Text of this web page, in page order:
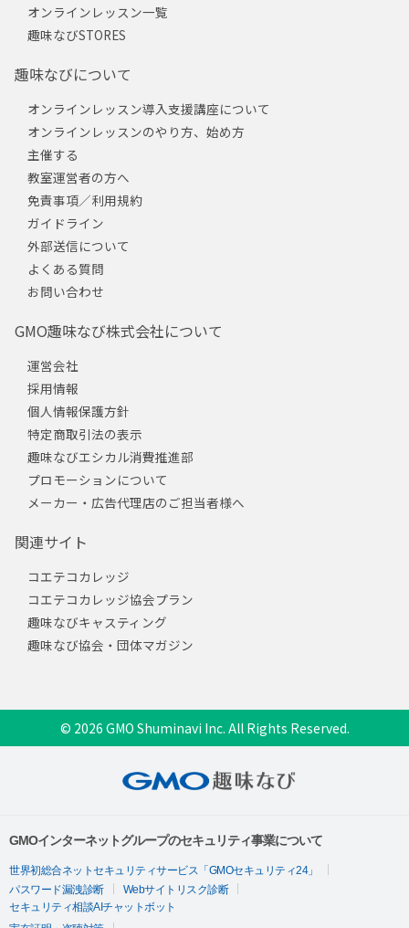
オンラインレッスン一覧
趣味なびSTORES
趣味なびについて
オンラインレッスン導入支援講座について
オンラインレッスンのやり方、始め方
主催する
教室運営者の方へ
免責事項／利用規約
ガイドライン
外部送信について
よくある質問
お問い合わせ
GMO趣味なび株式会社について
運営会社
採用情報
個人情報保護方針
特定商取引法の表示
趣味なびエシカル消費推進部
プロモーションについて
メーカー・広告代理店のご担当者様へ
関連サイト
コエテコカレッジ
コエテコカレッジ協会プラン
趣味なびキャスティング
趣味なび協会・団体マガジン
© 2026 GMO Shuminavi Inc. All Rights Reserved.